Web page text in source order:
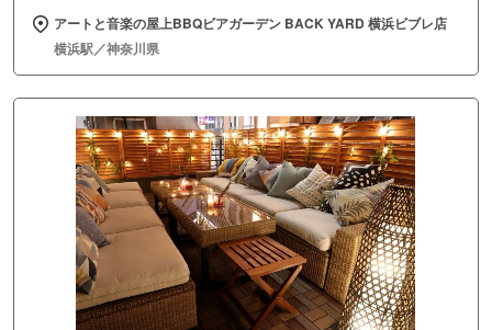
アートと音楽の屋上BBQビアガーデン BACK YARD 横浜ビブレ店
横浜駅／神奈川県